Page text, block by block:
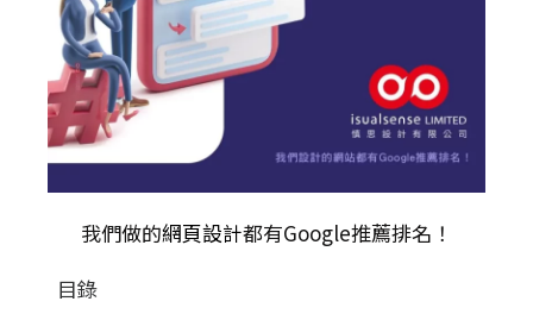
我們做的網頁設計都有Google推薦排名！
目錄